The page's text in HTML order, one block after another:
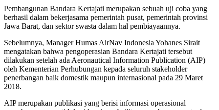
Pembangunan Bandara Kertajati ‎merupakan sebuah uji coba yang
berhasil dalam bekerjasama pemerintah pusat, pemerintah provinsi
Jawa Barat, dan sektor swasta dalam hal pembiayaannya.
Sebelumnya, Manager Humas AirNav Indonesia Yohanes Sirait
mengatakan bahwa pengoperasian Bandara Kertajati tersebut
dilakukan setelah ada Aeronautical Information Publication (AIP)
oleh Kementerian Perhubungan kepada seluruh stakeholder
penerbangan baik domestik maupun internasional pada 29 Maret
2018.
AIP merupakan publikasi yang berisi informasi operasional